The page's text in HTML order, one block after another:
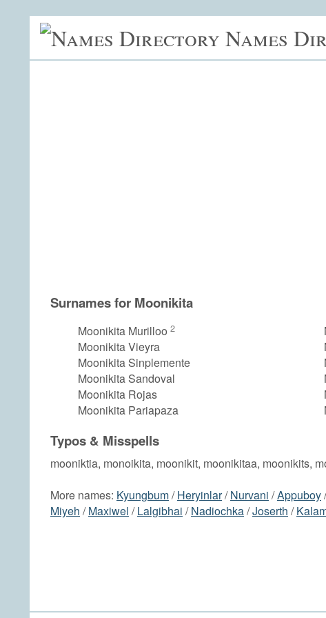
Names
Surnames for Moonikita
Moonikita Murilloo 2
Moonikita Vieyra
Moonikita Sinplemente
Moonikita Sandoval
Moonikita Rojas
Moonikita Pariapaza
Typos & Misspells
mooniktia, monoikita, moonikit, moonikitaa, moonikits,
More names: Kyungbum/Heryinlar/Nurvani /Appuboy
Miyeh /Maxiwel /Lalgibhai /Nadiochka/Joserth /